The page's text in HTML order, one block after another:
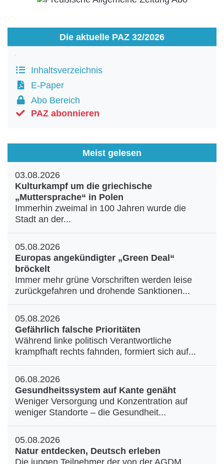
Die aktuelle PAZ 32/2026
Inhaltsverzeichnis
E-Paper
Abo Bereich
PAZ abonnieren
Meist gelesen
03.08.2026
Kulturkampf um die griechische
„Muttersprache“ in Polen
Immerhin zweimal in 100 Jahren wurde die
Stadt an der...
05.08.2026
Europas angekündigter „Green Deal“
bröckelt
Immer mehr grüne Vorschriften werden leise
zurückgefahren und drohende Sanktionen...
05.08.2026
Gefährlich falsche Prioritäten
Während linke politisch Verantwortliche
krampfhaft rechts fahnden, formiert sich auf...
06.08.2026
Gesundheitssystem auf Kante genäht
Weniger Versorgung und Konzentration auf
weniger Standorte – die Gesundheit...
05.08.2026
Natur entdecken, Deutsch erleben
Die jungen Teilnehmer der von der AGDM